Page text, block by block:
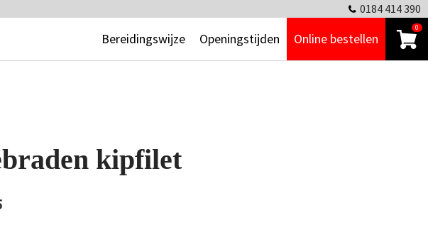
0184 414 390
Bereidingswijze Openingstijden Online bestellen
0
kipfilet